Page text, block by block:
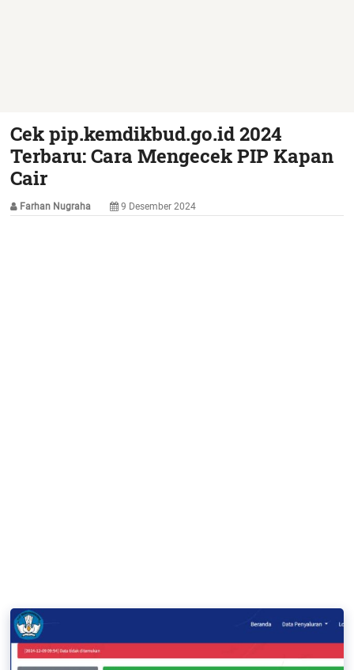
Cek pip.kemdikbud.go.id 2024
Terbaru: Cara Mengecek PIP Kapan
Cair
Farhan Nugraha 9 Desember 2024